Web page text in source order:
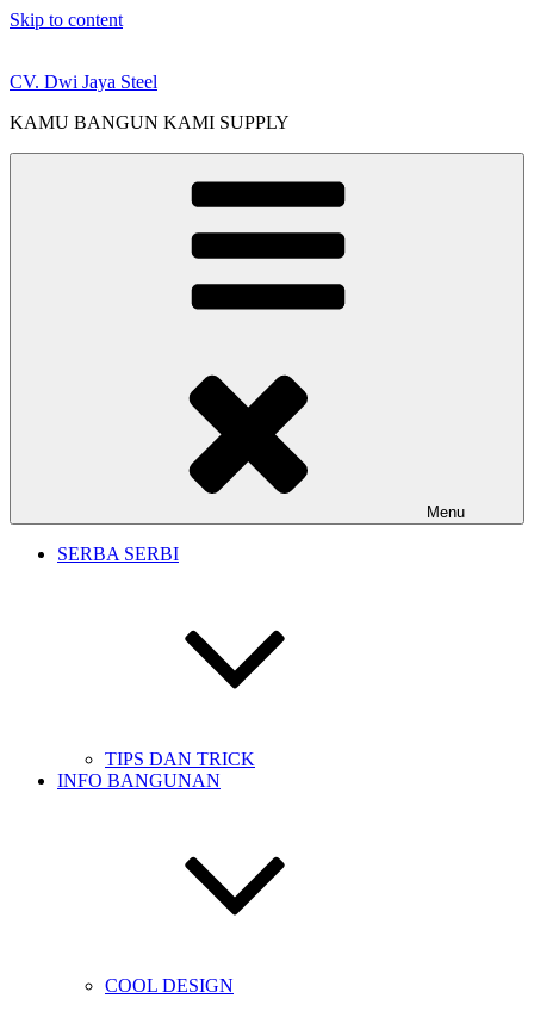
Skip to content
CV. Dwi Jaya Steel
KAMU BANGUN KAMI SUPPLY
Menu
SERBA SERBI
TIPS DAN TRICK
INFO BANGUNAN
COOL DESIGN